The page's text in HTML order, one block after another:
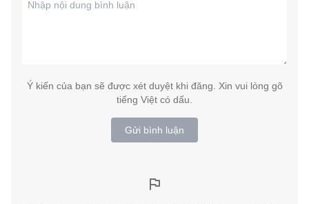
Ý kiến của bạn sẽ được xét duyệt khi đăng. Xin vui lòng gõ
tiếng Việt có dấu.
Gửi bình luận